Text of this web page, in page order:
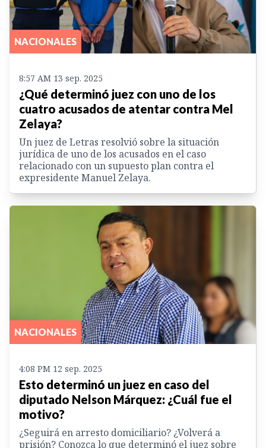
NACIONALES
8:57 AM 13 sep. 2025
¿Qué determinó juez con uno de los
cuatro acusados de atentar contra Mel
Zelaya?
Un juez de Letras resolvió sobre la situación
jurídica de uno de los acusados en el caso
relacionado con un supuesto plan contra el
expresidente Manuel Zelaya.
NACIONALES
4:08 PM 12 sep. 2025
Esto determinó un juez en caso del
diputado Nelson Márquez: ¿Cuál fue el
motivo?
¿Seguirá en arresto domiciliario? ¿Volverá a
prisión? Conozca lo que determinó el juez sobre